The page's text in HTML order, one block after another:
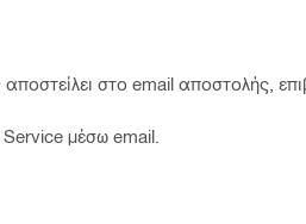
στο email αποστολής,
μέσω email.